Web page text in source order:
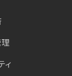
ィ